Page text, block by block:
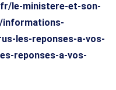
le-ministere-et-son-
informations-
les-reponses-a-vos-
reponses-a-vos-